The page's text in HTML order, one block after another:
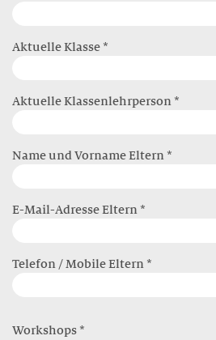
Aktuelle Klasse *
Aktuelle Klassenlehrperson *
Name und Vorname Eltern *
E-Mail-Adresse Eltern *
Telefon / Mobile Eltern *
Workshops *